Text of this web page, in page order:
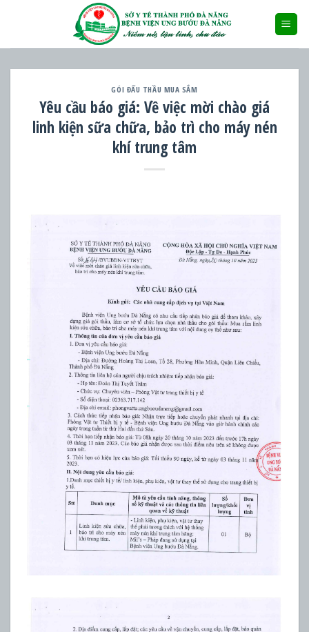
GÓI ĐẤU THẦU MUA SẮM
Yêu cầu báo giá: Về việc mời chào giá
linh kiện sữa chữa, bảo trì cho máy nén
khí trung tâm